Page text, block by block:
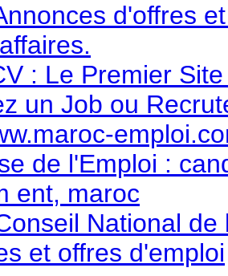
d'offres
: Le Premier
un Job ou
de l'Emploi :
ent, maroc
National
et offres d'emploi